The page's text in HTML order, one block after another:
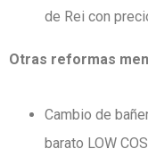
de Rei con
Otras reformas
Cambio de
barato LOW